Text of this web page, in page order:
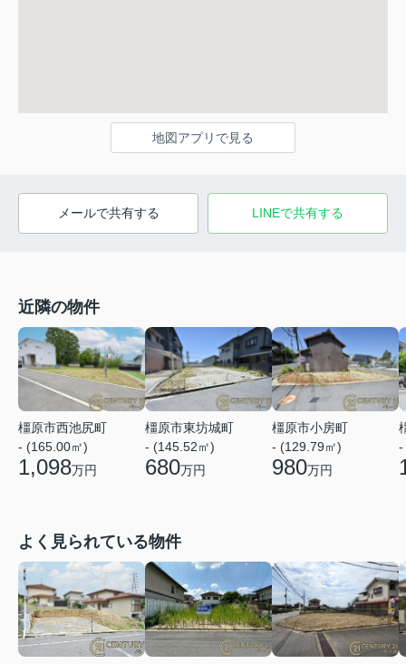
地図アプリで見る
メールで共有する LINEで共有する
近隣の物件
橿原市西池尻町
- (165.00㎡)
1,098万円
橿原市東坊城町
- (145.52㎡)
680万円
橿原市小房町
- (129.79㎡)
980万円
-
よく見られている物件